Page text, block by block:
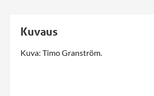
Kuvaus
Kuva: Timo Granström.